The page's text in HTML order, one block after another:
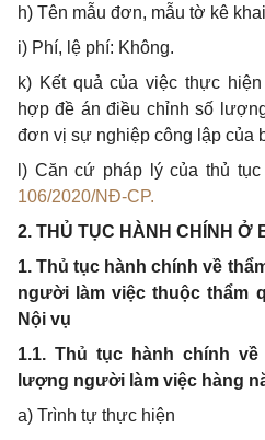
h) Tên mẫu đơn, mẫu tờ kê
i) Phí, l ệ phí: Không.
k) Kết quả của việc thực
hợp đề án điều chỉnh số
đơn vị sự nghiệp công lập của
l) Căn cứ pháp lý của thủ
106/2020/NĐ-CP.
2. THỦ TỤC HÀNH CHÍNH Ở
1. Thủ tục hành chính về
người làm việc thuộc thẩm
Nội vụ
1.1. Thủ tục hành chính
lượng người làm việc hàng
a) Trình tự thực hiện